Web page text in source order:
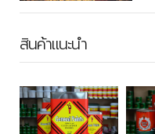
สินค้าแนะนำ